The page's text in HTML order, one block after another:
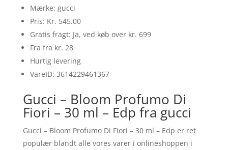
Mærke: gucci
Pris: Kr. 545.00
Gratis fragt: Ja, ved køb over kr. 699
Fra fra kr. 28
Hurtig levering
VareID: 3614229461367
Gucci – Bloom Profumo Di
Fiori – 30 ml – Edp fra gucci
Gucci – Bloom Profumo Di Fiori – 30 ml – Edp er ret
populær blandt alle vores varer i onlineshoppen i